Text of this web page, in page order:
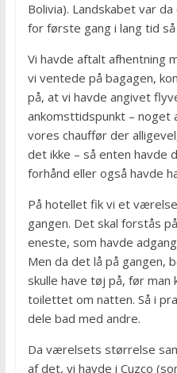
Bolivia). Landskabet var
for første gang i lang tid
Vi havde aftalt afhentning
vi ventede på bagagen,
på, at vi havde angivet
ankomsttidspunkt – noget
vores chauffør der
det ikke – så enten havde
forhånd eller også havde
På hotellet fik vi et
gangen. Det skal forstås
eneste, som havde
Men da det lå på gangen,
skulle have tøj på, før man
toilettet om natten. Så i
dele bad med andre.
Da værelsets størrelse
af det, vi havde i Cuzco